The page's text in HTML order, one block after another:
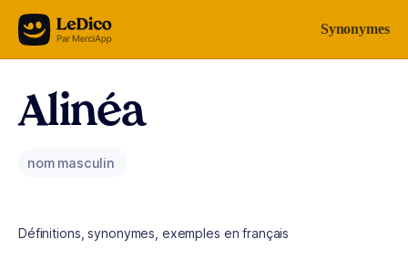
Aller au contenu Synonymes
Alinéa
nom masculin
Définitions, synonymes, exemples en français